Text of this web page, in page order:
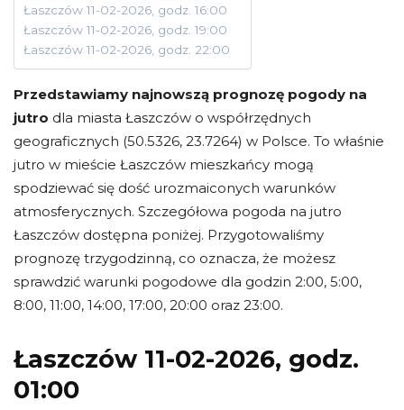
Łaszczów 11-02-2026, godz. 16:00
Łaszczów 11-02-2026, godz. 19:00
Łaszczów 11-02-2026, godz. 22:00
Przedstawiamy najnowszą prognozę pogody na
jutro dla miasta Łaszczów o współrzędnych
geograficznych (50.5326, 23.7264) w Polsce. To właśnie
jutro w mieście Łaszczów mieszkańcy mogą
spodziewać się dość urozmaiconych warunków
atmosferycznych. Szczegółowa pogoda na jutro
Łaszczów dostępna poniżej. Przygotowaliśmy
prognozę trzygodzinną, co oznacza, że możesz
sprawdzić warunki pogodowe dla godzin 2:00, 5:00,
8:00, 11:00, 14:00, 17:00, 20:00 oraz 23:00.
Łaszczów 11-02-2026, godz.
01:00